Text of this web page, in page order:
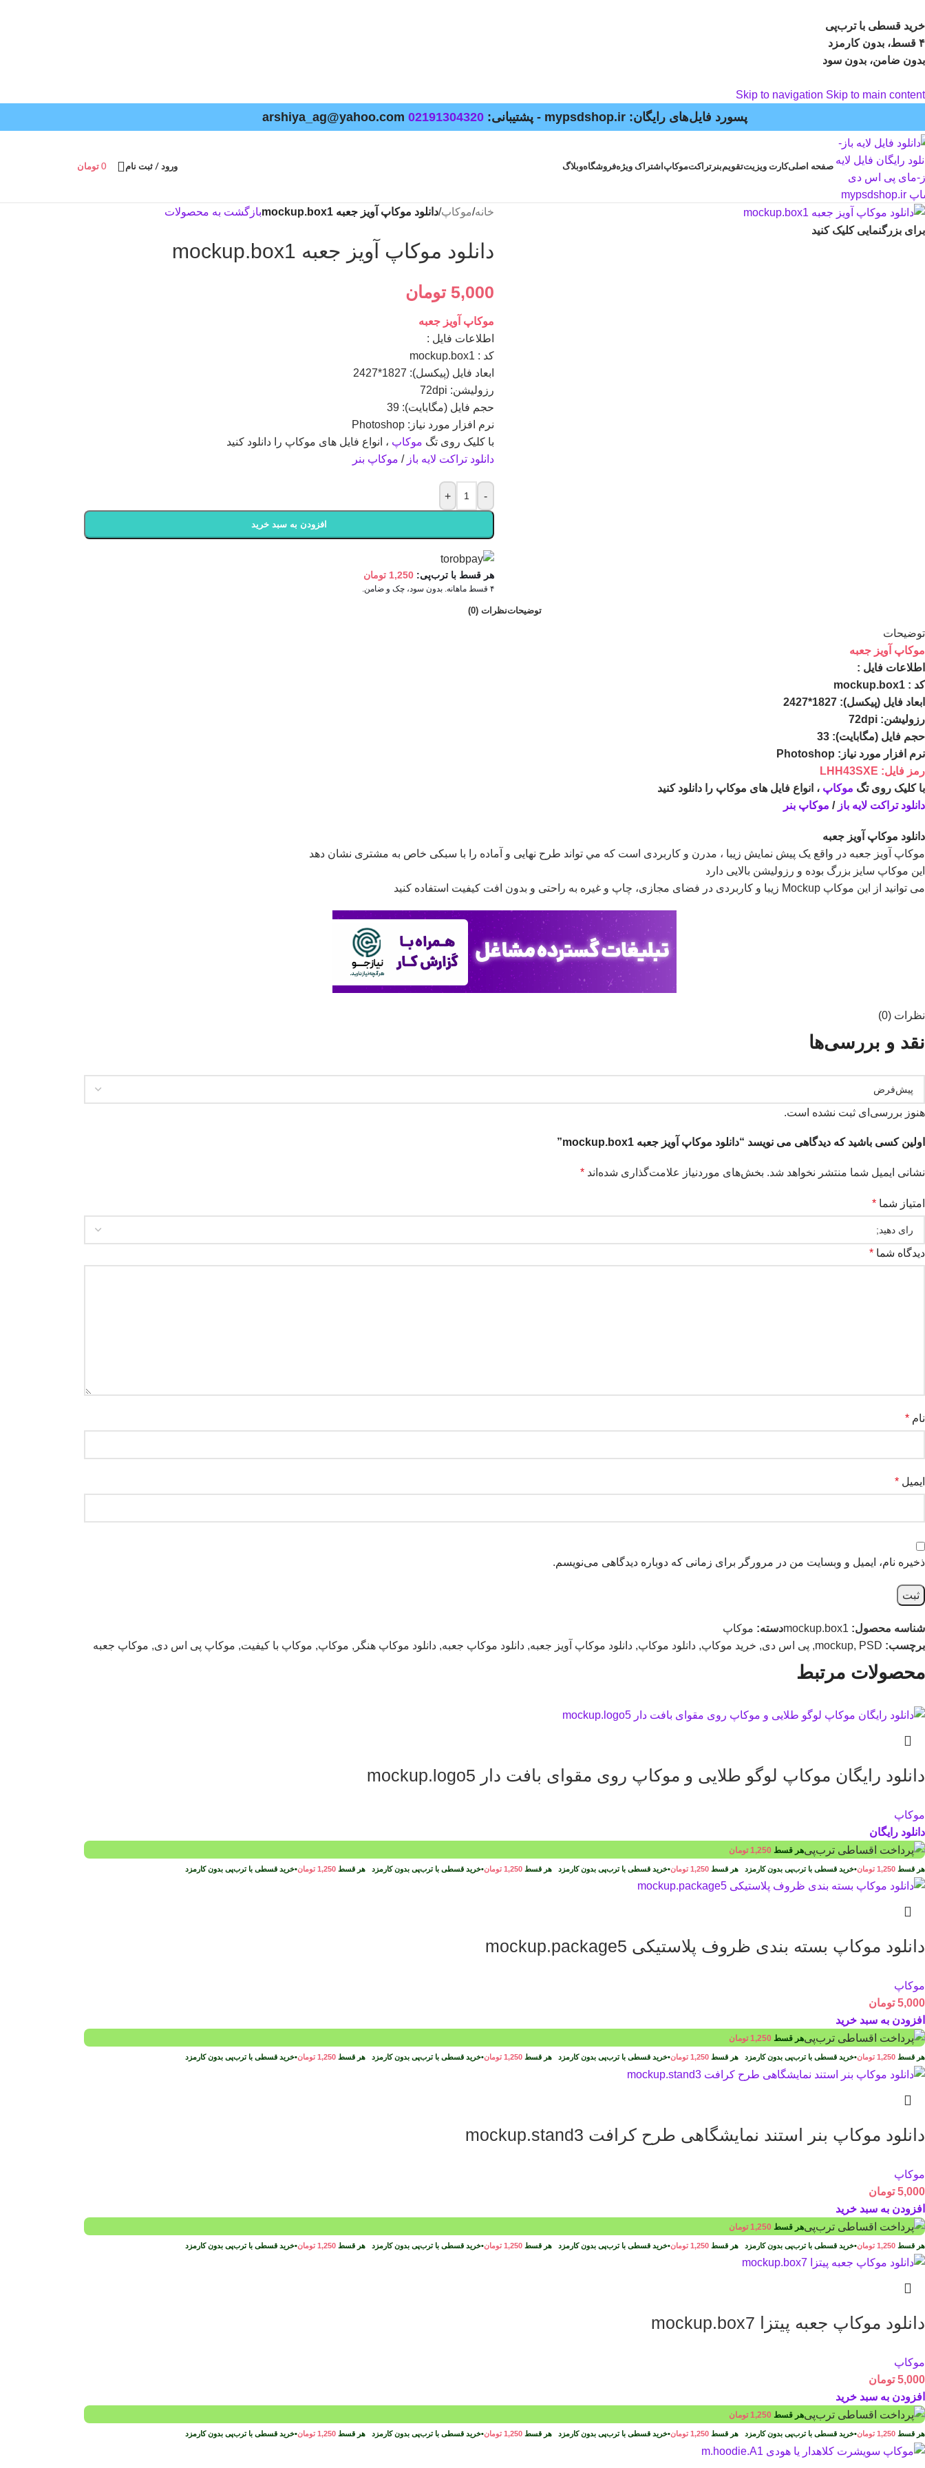
خرید قسطی با ترب‌پی
۴ قسط، بدون کارمزد
بدون ضامن، بدون سود
Skip to navigation Skip to main content
پسورد فایل‌های رایگان: mypsdshop.ir - پشتیبانی: arshiya_ag@yahoo.com 02191304320
صفحه اصلیکارت ویزیتتقویمبنر تراکتموکاپ اشتراک ویژهفروشگاهوبلاگ ورود / ثبت نام 0 تومان
برای بزرگنمایی کلیک کنید
خانه/موکاپ/دانلود موکاپ آویز جعبه mockup.box1 بازگشت به محصولات
دانلود موکاپ آویز جعبه mockup.box1
5,000 تومان
موکاپ آویز جعبه
اطلاعات فايل :
کد : mockup.box1
ابعاد فايل (پيکسل): 1827*2427
رزوليشن: 72dpi
حجم فايل (مگابايت): 39
نرم افزار مورد نياز: Photoshop
با کلیک روی تگ موکاپ ، انواع فایل های موکاپ را دانلود کنید
دانلود تراکت لایه باز / موکاپ بنر
-
+
افزودن به سبد خرید
هر قسط با ترب‌پی: 1,250 تومان
۴ قسط ماهانه. بدون سود، چک و ضامن.
توضیحاتنظرات (0)
توضیحات
موکاپ آویز جعبه
اطلاعات فايل :
کد : mockup.box1
ابعاد فايل (پيکسل): 1827*2427
رزوليشن: 72dpi
حجم فايل (مگابايت): 33
نرم افزار مورد نياز: Photoshop
رمز فایل: LHH43SXE
با کلیک روی تگ موکاپ ، انواع فایل های موکاپ را دانلود کنید
دانلود تراکت لایه باز / موکاپ بنر
دانلود موکاپ آویز جعبه
موکاپ آویز جعبه در واقع يک پيش نمايش زيبا ، مدرن و کاربردی است که مي تواند طرح نهایی و آماده را با سبکی خاص به مشتری نشان دهد
اين موکاپ سايز بزرگ بوده و رزوليشن بالايی دارد
می توانيد از اين موکاپ Mockup زيبا و کاربردی در فضای مجازی، چاپ و غيره به راحتی و بدون افت کيفيت استفاده کنيد
نظرات (0)
نقد و بررسی‌ها
هنوز بررسی‌ای ثبت نشده است.
اولین کسی باشید که دیدگاهی می نویسد “دانلود موکاپ آویز جعبه mockup.box1”
نشانی ایمیل شما منتشر نخواهد شد. بخش‌های موردنیاز علامت‌گذاری شده‌اند *
امتیاز شما *
دیدگاه شما *
نام *
ایمیل *
ذخیره نام، ایمیل و وبسایت من در مرورگر برای زمانی که دوباره دیدگاهی می‌نویسم.
شناسه محصول: mockup.box1دسته: موکاپ
برچسب:
mockup, PSD
, پی اس دی, خرید موکاپ, دانلود موکاپ, دانلود موکاپ آویز جعبه, دانلود موکاپ جعبه, دانلود موکاپ هنگر , موکاپ, موکاپ با کیفیت, موکاپ پی اس دی, موکاپ جعبه
محصولات مرتبط
دانلود رایگان موکاپ لوگو طلایی و موکاپ روی مقوای بافت دار mockup.logo5
موکاپ
دانلود رایگان
هر قسط 1,250 تومان
هر قسط 1,250 تومان•خرید قسطی با ترب‌پی بدون کارمزد هر قسط 1,250 تومان•خرید قسطی با ترب‌پی بدون کارمزد هر قسط 1,250 تومان•خرید قسطی با ترب‌پی بدون کارمزد هر قسط 1,250 تومان•خرید قسطی با ترب‌پی بدون کارمزد
دانلود موکاپ بسته بندی ظروف پلاستیکی mockup.package5
موکاپ
5,000 تومان
افزودن به سبد خرید
هر قسط 1,250 تومان
هر قسط 1,250 تومان•خرید قسطی با ترب‌پی بدون کارمزد هر قسط 1,250 تومان•خرید قسطی با ترب‌پی بدون کارمزد هر قسط 1,250 تومان•خرید قسطی با ترب‌پی بدون کارمزد هر قسط 1,250 تومان•خرید قسطی با ترب‌پی بدون کارمزد
دانلود موکاپ بنر استند نمایشگاهی طرح کرافت mockup.stand3
موکاپ
5,000 تومان
افزودن به سبد خرید
هر قسط 1,250 تومان
هر قسط 1,250 تومان•خرید قسطی با ترب‌پی بدون کارمزد هر قسط 1,250 تومان•خرید قسطی با ترب‌پی بدون کارمزد هر قسط 1,250 تومان•خرید قسطی با ترب‌پی بدون کارمزد هر قسط 1,250 تومان•خرید قسطی با ترب‌پی بدون کارمزد
دانلود موکاپ جعبه پیتزا mockup.box7
موکاپ
5,000 تومان
افزودن به سبد خرید
هر قسط 1,250 تومان
هر قسط 1,250 تومان•خرید قسطی با ترب‌پی بدون کارمزد هر قسط 1,250 تومان•خرید قسطی با ترب‌پی بدون کارمزد هر قسط 1,250 تومان•خرید قسطی با ترب‌پی بدون کارمزد هر قسط 1,250 تومان•خرید قسطی با ترب‌پی بدون کارمزد